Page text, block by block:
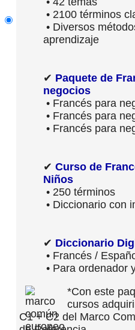
• 2100 términos
• Diversos
aprendizaje
✔ Paquete de
negocios
• Francés para
• Francés para
• Francés para
✔ Curso de
Niños
• 250 términos
• Diccionario con
✔ Diccionario
• Francés /
• Para ordenador
*Con este
cursos
C1 + C2 del Marco